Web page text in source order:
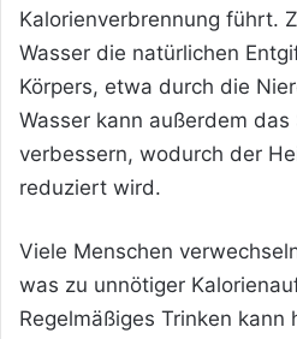
Kalorienverbrennung führt.
Wasser die natürlichen
Körpers, etwa durch die
Wasser kann außerdem
verbessern, wodurch der
reduziert wird.
Viele Menschen
was zu unnötiger
Regelmäßiges Trinken